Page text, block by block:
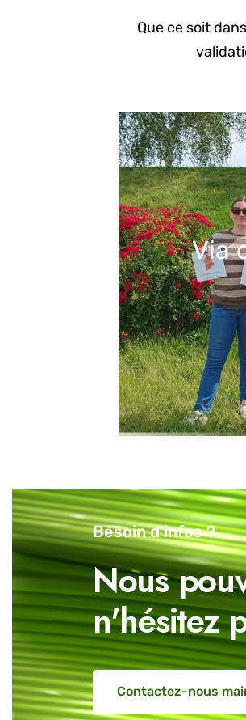
Que ce soit
Via
Besoin d'infos ?
Nous
n'hésitez
Contactez-nous